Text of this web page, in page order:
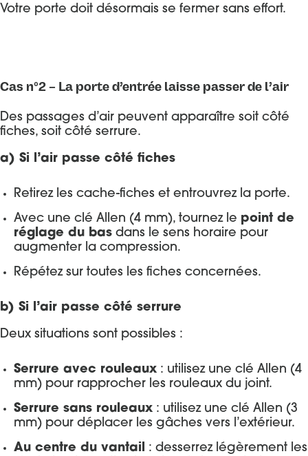
Votre porte doit désormais se fermer sans effort.
Cas n°2 – La porte d’entrée laisse passer de l’air
Des passages d’air peuvent apparaître soit côté
fiches, soit côté serrure.
a) Si l’air passe côté fiches
Retirez les cache-fiches et entrouvrez la porte.
Avec une clé Allen (4 mm), tournez le point de
réglage du basdans le sens horaire pour
augmenter la compression.
Répétez sur toutes les fiches concernées.
b) Si l’air passe côté serrure
Deux situations sont possibles :
Serrure avec rouleaux: utilisez une clé Allen (4
mm) pour rapprocher les rouleaux du joint.
Serrure sans rouleaux: utilisez une clé Allen (3
mm) pour déplacer les gâches vers l’extérieur.
Au centre du vantail : desserrez légèrement les